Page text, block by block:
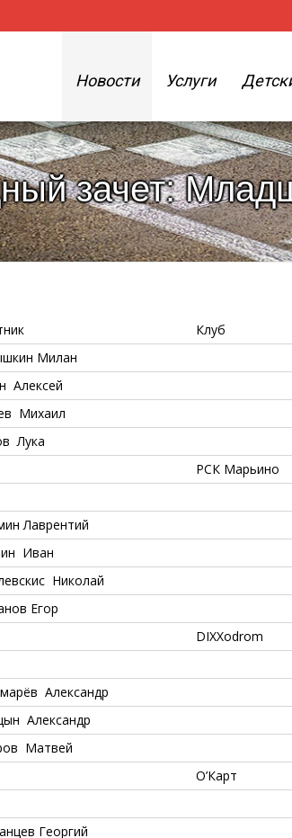
Новости Услуги
зачет:
Клуб
Милан
Алексей
Михаил
Лука
РСК Марьино
Лаврентий
Иван
Николай
Егор
DIXXodrom
Александр
Александр
Матвей
О’Карт
Георгий